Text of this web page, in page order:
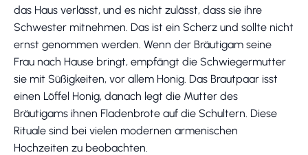
das Haus verlässt, und es nicht zulässt, dass sie ihre
Schwester mitnehmen. Das ist ein Scherz und sollte nicht
ernst genommen werden. Wenn der Bräutigam seine
Frau nach Hause bringt, empfängt die Schwiegermutter
sie mit Süßigkeiten, vor allem Honig. Das Brautpaar isst
einen Löffel Honig, danach legt die Mutter des
Bräutigams ihnen Fladenbrote auf die Schultern. Diese
Rituale sind bei vielen modernen armenischen
Hochzeiten zu beobachten.